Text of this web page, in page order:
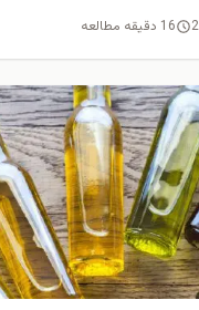
16 دقیقه مطالعه